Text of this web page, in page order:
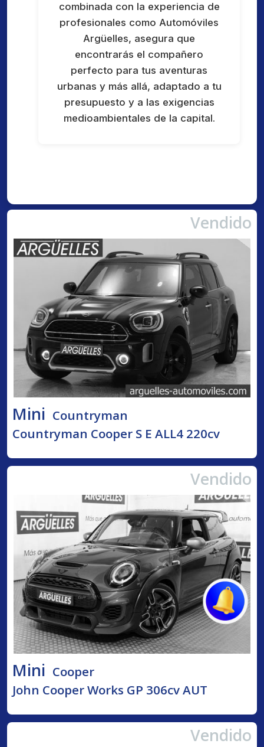
combinada con la experiencia de
profesionales como Automóviles
Argüelles, asegura que
encontrarás el compañero
perfecto para tus aventuras
urbanas y más allá, adaptado a tu
presupuesto y a las exigencias
medioambientales de la capital.
Vendido
Mini Countryman
Countryman Cooper S E ALL4 220cv
Vendido
Mini Cooper
John Cooper Works GP 306cv AUT
Vendido